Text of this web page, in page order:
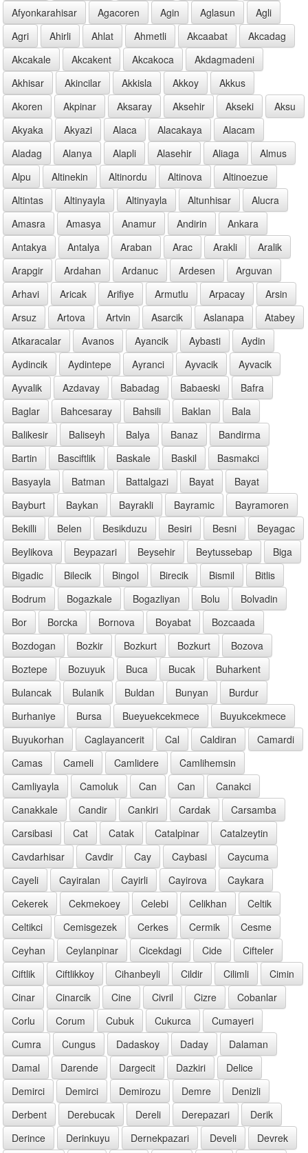
Afyonkarahisar
Agacoren Agin Aglasun
Agli
Agri
Ahirli Ahlat Ahmetli Akcaabat
Akcadag
Akcakale
Akcakent Akcakoca
Akdagmadeni
Akhisar
Akincilar Akkisla Akkoy
Akkus
Akoren
Akpinar Aksaray Aksehir Akseki
Aksu
Akyaka
Akyazi Alaca Alacakaya
Alacam
Aladag
Alanya Alapli Alasehir Aliaga
Almus
Alpu
Altinekin Altinordu Altinova
Altinoezue
Altintas
Altinyayla Altinyayla Altunhisar
Alucra
Amasra
Amasya Anamur Andirin
Ankara
Antakya
Antalya Araban Arac Arakli
Aralik
Arapgir
Ardahan Ardanuc Ardesen
Arguvan
Arhavi
Aricak Arifiye Armutlu Arpacay
Arsin
Arsuz
Artova Artvin Asarcik Aslanapa
Atabey
Atkaracalar
Avanos Ayancik Aybasti
Aydin
Aydincik
Aydintepe Ayranci Ayvacik
Ayvacik
Ayvalik
Azdavay Babadag Babaeski
Bafra
Baglar
Bahcesaray Bahsili Baklan
Bala
Balikesir
Baliseyh Balya Banaz
Bandirma
Bartin
Basciftlik Baskale Baskil
Basmakci
Basyayla
Batman Battalgazi Bayat
Bayat
Bayburt
Baykan Bayrakli Bayramic
Bayramoren
Bekilli
Belen Besikduzu Besiri Besni
Beyagac
Beylikova
Beypazari Beysehir Beytussebap
Biga
Bigadic
Bilecik Bingol Birecik Bismil
Bitlis
Bodrum
Bogazkale Bogazliyan Bolu
Bolvadin
Bor
Borcka Bornova Boyabat
Bozcaada
Bozdogan
Bozkir Bozkurt Bozkurt
Bozova
Boztepe
Bozuyuk Buca Bucak
Buharkent
Bulancak
Bulanik Buldan Bunyan
Burdur
Burhaniye
Bursa Bueyuekcekmece
Buyukcekmece
Buyukorhan
Caglayancerit Cal Caldiran
Camardi
Camas
Cameli Camlidere
Camlihemsin
Camliyayla
Camoluk Can Can
Canakci
Canakkale
Candir Cankiri Cardak
Carsamba
Carsibasi
Cat Catak Catalpinar
Catalzeytin
Cavdarhisar
Cavdir Cay Caybasi
Caycuma
Cayeli
Cayiralan Cayirli Cayirova
Caykara
Cekerek
Cekmekoey Celebi Celikhan
Celtik
Celtikci
Cemisgezek Cerkes Cermik
Cesme
Ceyhan
Ceylanpinar Cicekdagi Cide
Cifteler
Ciftlik
Ciftlikkoy Cihanbeyli Cildir Cilimli
Cimin
Cinar
Cinarcik Cine Civril Cizre
Cobanlar
Corlu
Corum Cubuk Cukurca
Cumayeri
Cumra
Cungus Dadaskoy Daday
Dalaman
Damal
Darende Dargecit Dazkiri
Delice
Demirci
Demirci Demirozu Demre
Denizli
Derbent
Derebucak Dereli Derepazari
Derik
Derince
Derinkuyu Dernekpazari Develi Devrek